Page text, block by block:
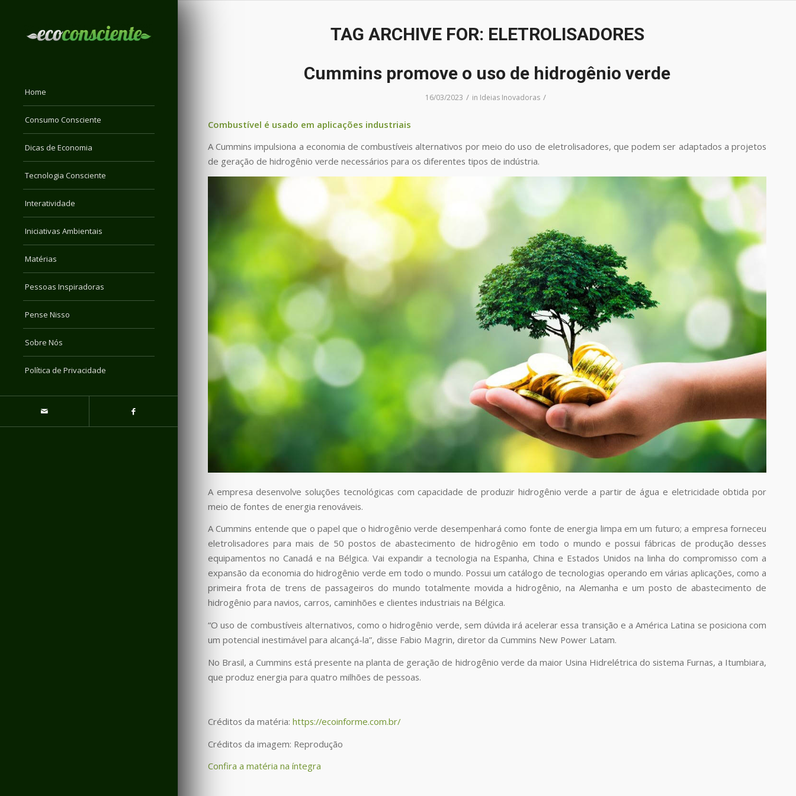
Home
Consumo Consciente
Dicas de Economia
Tecnologia Consciente
Interatividade
Iniciativas Ambientais
Matérias
Pessoas Inspiradoras
Pense Nisso
Sobre Nós
Política de Privacidade
TAG ARCHIVE FOR: ELETROLISADORES
Cummins promove o uso de hidrogênio verde
16/03/2023 / in Ideias Inovadoras /
Combustível é usado em aplicações industriais
A Cummins impulsiona a economia de combustíveis alternativos por meio do uso de eletrolisadores, que podem ser adaptados a projetos
de geração de hidrogênio verde necessários para os diferentes tipos de indústria.
A empresa desenvolve soluções tecnológicas com capacidade de produzir hidrogênio verde a partir de água e eletricidade obtida por
meio de fontes de energia renováveis.
A Cummins entende que o papel que o hidrogênio verde desempenhará como fonte de energia limpa em um futuro; a empresa forneceu
eletrolisadores para mais de 50 postos de abastecimento de hidrogênio em todo o mundo e possui fábricas de produção desses
equipamentos no Canadá e na Bélgica. Vai expandir a tecnologia na Espanha, China e Estados Unidos na linha do compromisso com a
expansão da economia do hidrogênio verde em todo o mundo. Possui um catálogo de tecnologias operando em várias aplicações, como a
primeira frota de trens de passageiros do mundo totalmente movida a hidrogênio, na Alemanha e um posto de abastecimento de
hidrogênio para navios, carros, caminhões e clientes industriais na Bélgica.
“O uso de combustíveis alternativos, como o hidrogênio verde, sem dúvida irá acelerar essa transição e a América Latina se posiciona com
um potencial inestimável para alcançá-la”, disse Fabio Magrin, diretor da Cummins New Power Latam.
No Brasil, a Cummins está presente na planta de geração de hidrogênio verde da maior Usina Hidrelétrica do sistema Furnas, a Itumbiara,
que produz energia para quatro milhões de pessoas.
Créditos da matéria: https://ecoinforme.com.br/
Créditos da imagem: Reprodução
Confira a matéria na íntegra